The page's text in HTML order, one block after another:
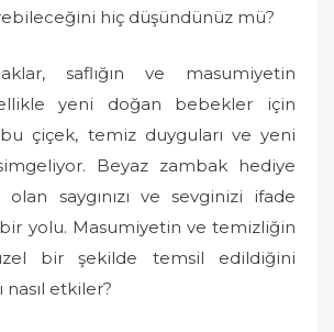
hiç düşündünüz mü?
saflığın ve masumiyetin
yeni doğan bebekler için
çiçek, temiz duyguları ve yeni
simgeliyor. Beyaz zambak hediye
saygınızı ve sevginizi ifade
yolu. Masumiyetin ve temizliğin
bir şekilde temsil edildiğini
nasıl etkiler?